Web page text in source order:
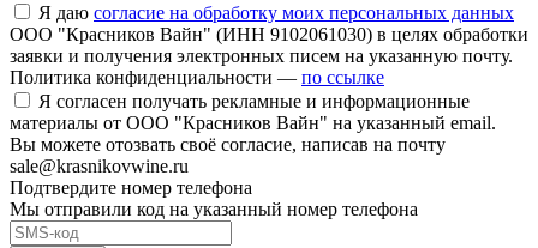
Я даю согласие на обработку моих персональных данных
ООО "Красников Вайн" (ИНН 9102061030) в целях обработки
заявки и получения электронных писем на указанную почту.
Политика конфиденциальности — по ссылке
Я согласен получать рекламные и информационные
материалы от ООО "Красников Вайн" на указанный email.
Вы можете отозвать своё согласие, написав на почту
sale@krasnikovwine.ru
Подтвердите номер телефона
Мы отправили код на указанный номер телефона